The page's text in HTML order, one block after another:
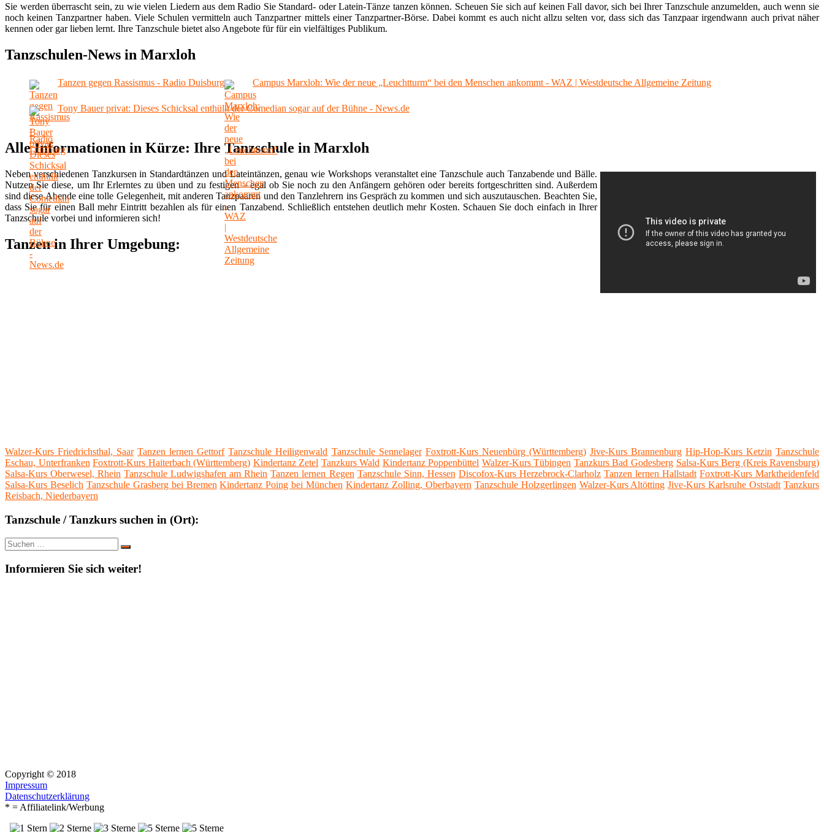
Sie werden überrascht sein, zu wie vielen Liedern aus dem Radio Sie Standard- oder Latein-Tänze tanzen können. Scheuen Sie sich auf keinen Fall davor, sich bei Ihrer Tanzschule anzumelden, auch wenn sie
noch keinen Tanzpartner haben. Viele Schulen vermitteln auch Tanzpartner mittels einer Tanzpartner-Börse. Dabei kommt es auch nicht allzu selten vor, dass sich das Tanzpaar irgendwann auch privat näher
kennen oder gar lieben lernt. Ihre Tanzschule bietet also Angebote für für ein vielfältiges Publikum.
Tanzschulen-News in Marxloh
Tanzen gegen Rassismus - Radio Duisburg Campus Marxloh: Wie der neue „Leuchtturm“ bei den Menschen ankommt - WAZ | Westdeutsche Allgemeine Zeitung
Tony Bauer privat: Dieses Schicksal enthüllt der Comedian sogar auf der Bühne - News.de
Alle Informationen in Kürze: Ihre Tanzschule in Marxloh
Neben verschiedenen Tanzkursen in Standardtänzen und Lateintänzen, genau wie Workshops veranstaltet eine Tanzschule auch Tanzabende und Bälle.
Nutzen Sie diese, um Ihr Erlerntes zu üben und zu festigen – egal ob Sie noch zu den Anfängern gehören oder bereits fortgeschritten sind. Außerdem
sind diese Abende eine tolle Gelegenheit, mit anderen Tanzpaaren und den Tanzlehrern ins Gespräch zu kommen und sich auszutauschen. Beachten Sie,
dass Sie für einen Ball mehr Eintritt bezahlen als für einen Tanzabend. Schließlich entstehen deutlich mehr Kosten. Schauen Sie doch einfach in Ihrer
Tanzschule vorbei und informieren sich!
Tanzen in Ihrer Umgebung:
Walzer-Kurs Friedrichsthal, Saar Tanzen lernen Gettorf Tanzschule Heiligenwald Tanzschule Sennelager Foxtrott-Kurs Neuenbürg (Württemberg) Jive-Kurs Brannenburg Hip-Hop-Kurs Ketzin Tanzschule
Eschau, Unterfranken Foxtrott-Kurs Haiterbach (Württemberg) Kindertanz Zetel Tanzkurs Wald Kindertanz Poppenbüttel Walzer-Kurs Tübingen Tanzkurs Bad Godesberg Salsa-Kurs Berg (Kreis Ravensburg)
Salsa-Kurs Oberwesel, Rhein Tanzschule Ludwigshafen am Rhein Tanzen lernen Regen Tanzschule Sinn, Hessen Discofox-Kurs Herzebrock-Clarholz Tanzen lernen Hallstadt Foxtrott-Kurs Marktheidenfeld
Salsa-Kurs Beselich Tanzschule Grasberg bei Bremen Kindertanz Poing bei München Kindertanz Zolling, Oberbayern Tanzschule Holzgerlingen Walzer-Kurs Altötting Jive-Kurs Karlsruhe Oststadt Tanzkurs
Reisbach, Niederbayern
Tanzschule / Tanzkurs suchen in (Ort):
Suche
nach:
Suchen
Informieren Sie sich weiter!
Copyright © 2018
Impressum
Datenschutzerklärung
* = Affiliatelink/Werbung